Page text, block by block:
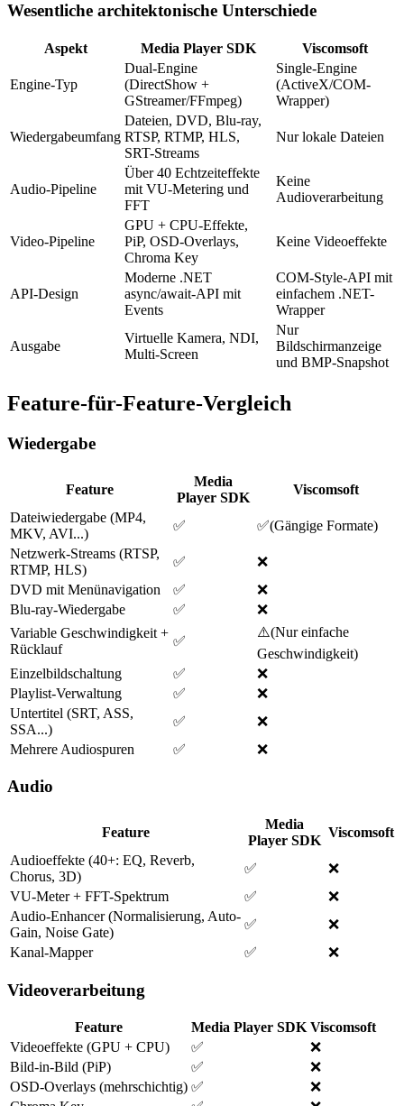
Wesentliche architektonische Unterschiede
Aspekt Media Player SDK Viscomsoft
Engine-Typ
Dual-Engine
(DirectShow +
GStreamer/FFmpeg)
Single-Engine
(ActiveX/COM-
Wrapper)
Wiedergabeumfang
Dateien, DVD, Blu-ray,
RTSP, RTMP, HLS,
SRT-Streams
Nur lokale Dateien
Audio-Pipeline
Über 40 Echtzeiteffekte
mit VU-Metering und
FFT
Keine
Audioverarbeitung
Video-Pipeline
GPU + CPU-Effekte,
PiP, OSD-Overlays,
Chroma Key
Keine Videoeffekte
API-Design
Moderne .NET
async/await-API mit
Events
COM-Style-API mit
einfachem .NET-
Wrapper
Ausgabe
Virtuelle Kamera, NDI,
Multi-Screen
Nur
Bildschirmanzeige
und BMP-Snapshot
Feature-für-Feature-Vergleich
Wiedergabe
Feature
Media
Player SDK
Viscomsoft
Dateiwiedergabe (MP4,
MKV, AVI...)
✅ ✅(Gängige Formate)
Netzwerk-Streams (RTSP,
RTMP, HLS)
✅
❌
DVD mit Menünavigation
✅
❌
Blu-ray-Wiedergabe
✅
❌
Variable Geschwindigkeit +
Rücklauf
✅
⚠️(Nur einfache
Geschwindigkeit)
Einzelbildschaltung
✅
❌
Playlist-Verwaltung
✅
❌
Untertitel (SRT, ASS,
SSA...)
✅
❌
Mehrere Audiospuren
✅ ❌
Audio
Feature
Media
Player SDK
Viscomsoft
Audioeffekte (40+: EQ, Reverb,
Chorus, 3D)
✅
❌
VU-Meter + FFT-Spektrum
✅
❌
Audio-Enhancer (Normalisierung, Auto-
Gain, Noise Gate)
✅
❌
Kanal-Mapper
✅ ❌
Videoverarbeitung
Feature Media Player SDK Viscomsoft
Videoeffekte (GPU + CPU)
✅
❌
Bild-in-Bild (PiP)
✅
❌
OSD-Overlays (mehrschichtig) ✅
❌